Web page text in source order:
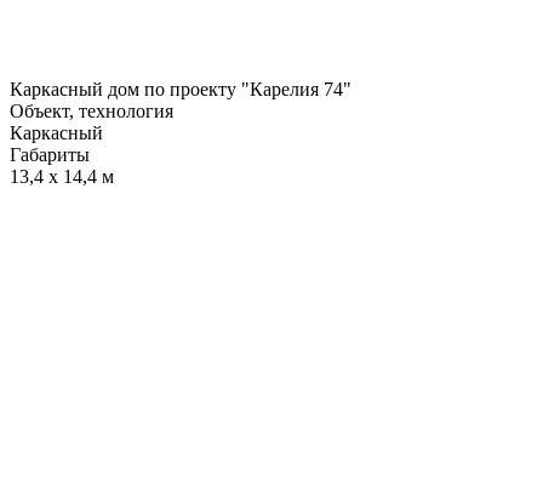
Каркасный дом по проекту "Карелия 74"
Объект, технология
Каркасный
Габариты
13,4 х 14,4 м